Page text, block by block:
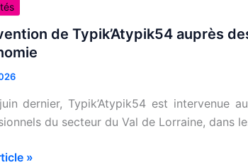
de Typik’Atypik54 auprès
dernier, Typik’Atypik54 est intervenue
du secteur du Val de Lorraine, dans
»